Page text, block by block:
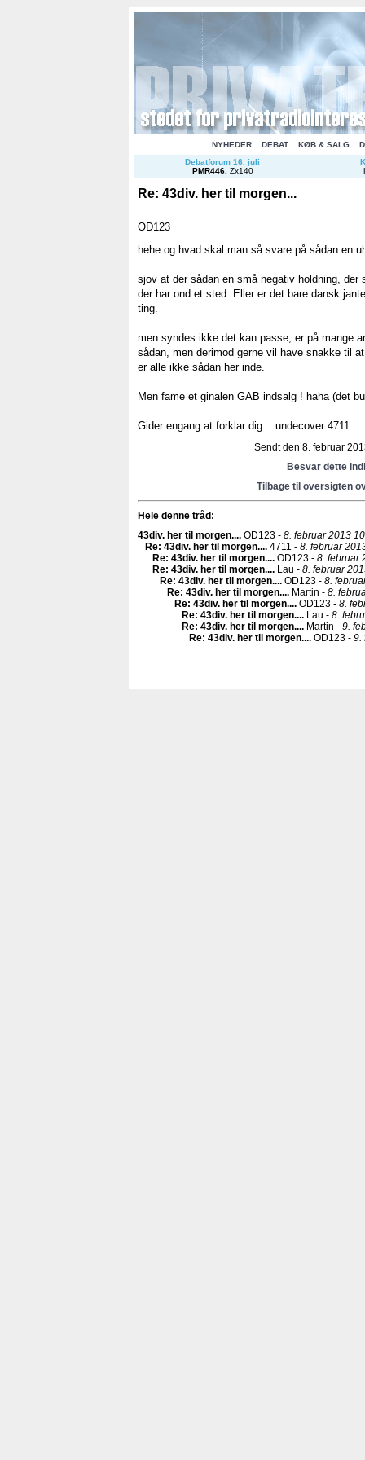
NYHEDER DEBAT KØB & SALG
Debatforum 16. juli
PMR446. Zx140
Re: 43div. her til morgen...
OD123
hehe og hvad skal man så svare på sådan en
sjov at der sådan en små negativ holdning, der
der har ond et sted. Eller er det bare dansk
ting.
men syndes ikke det kan passe, er på mange
sådan, men derimod gerne vil have snakke til
er alle ikke sådan her inde.
Men fame et ginalen GAB indsalg ! haha (det
Gider engang at forklar dig... undecover 4711
Sendt den 8. februar
Besvar dette
Tilbage til oversigten
Hele denne tråd:
43div. her til morgen.... OD123 - 8. februar 2013
Re: 43div. her til morgen.... 4711 - 8. februar
Re: 43div. her til morgen.... OD123 - 8. februar
Re: 43div. her til morgen.... Lau - 8. februar
Re: 43div. her til morgen.... OD123 - 8.
Re: 43div. her til morgen.... Martin - 8.
Re: 43div. her til morgen.... OD123 - 8.
Re: 43div. her til morgen.... Lau - 8.
Re: 43div. her til morgen.... Martin - 9.
Re: 43div. her til morgen.... OD123 - 9.